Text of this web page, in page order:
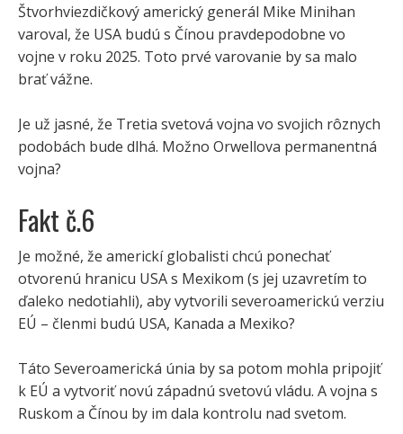
Štvorhviezdičkový americký generál Mike Minihan
varoval, že USA budú s Čínou pravdepodobne vo
vojne v roku 2025. Toto prvé varovanie by sa malo
brať vážne.
Je už jasné, že Tretia svetová vojna vo svojich rôznych
podobách bude dlhá. Možno Orwellova permanentná
vojna?
Fakt č.6
Je možné, že americkí globalisti chcú ponechať
otvorenú hranicu USA s Mexikom (s jej uzavretím to
ďaleko nedotiahli), aby vytvorili severoamerickú verziu
EÚ – členmi budú USA, Kanada a Mexiko?
Táto Severoamerická únia by sa potom mohla pripojiť
k EÚ a vytvoriť novú západnú svetovú vládu. A vojna s
Ruskom a Čínou by im dala kontrolu nad svetom.